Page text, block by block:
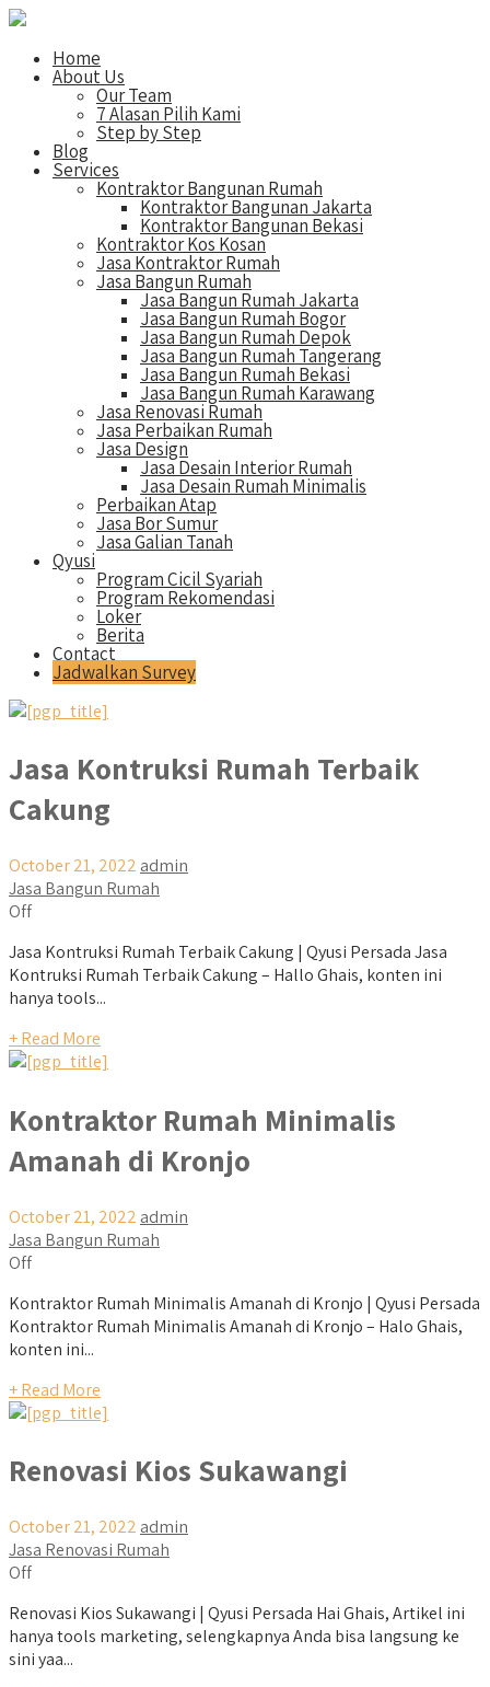
Home
About Us
Our Team
7 Alasan Pilih Kami
Step by Step
Blog
Services
Kontraktor Bangunan Rumah
Kontraktor Bangunan Jakarta
Kontraktor Bangunan Bekasi
Kontraktor Kos Kosan
Jasa Kontraktor Rumah
Jasa Bangun Rumah
Jasa Bangun Rumah Jakarta
Jasa Bangun Rumah Bogor
Jasa Bangun Rumah Depok
Jasa Bangun Rumah Tangerang
Jasa Bangun Rumah Bekasi
Jasa Bangun Rumah Karawang
Jasa Renovasi Rumah
Jasa Perbaikan Rumah
Jasa Design
Jasa Desain Interior Rumah
Jasa Desain Rumah Minimalis
Perbaikan Atap
Jasa Bor Sumur
Jasa Galian Tanah
Qyusi
Program Cicil Syariah
Program Rekomendasi
Loker
Berita
Contact
Jadwalkan Survey
Jasa Kontruksi Rumah Terbaik
Cakung
October 21, 2022 admin
Jasa Bangun Rumah
Off
Jasa Kontruksi Rumah Terbaik Cakung | Qyusi Persada Jasa
Kontruksi Rumah Terbaik Cakung – Hallo Ghais, konten ini
hanya tools...
+ Read More
Kontraktor Rumah Minimalis
Amanah di Kronjo
October 21, 2022 admin
Jasa Bangun Rumah
Off
Kontraktor Rumah Minimalis Amanah di Kronjo | Qyusi Persada
Kontraktor Rumah Minimalis Amanah di Kronjo – Halo Ghais,
konten ini...
+ Read More
Renovasi Kios Sukawangi
October 21, 2022 admin
Jasa Renovasi Rumah
Off
Renovasi Kios Sukawangi | Qyusi Persada Hai Ghais, Artikel ini
hanya tools marketing, selengkapnya Anda bisa langsung ke
sini yaa...